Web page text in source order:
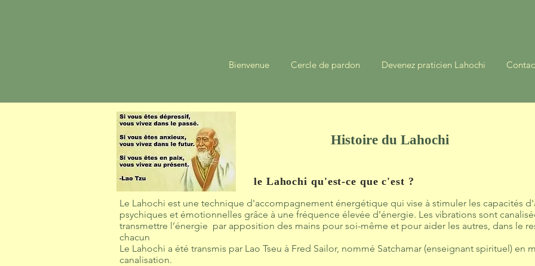
Bienvenue Cercle de pardon Devenez praticien Lahochi
Le Lahochi est une technique d'accompagnement énergétique qui vise à stimuler les capacités
psychiques et émotionnelles grâce à une fréquence élevée d’énergie. Les vibrations sont
transmettre l’énergie par apposition des mains pour soi-même et pour aider les autres, dans le
chacun
Le Lahochi a été transmis par Lao Tseu à Fred Sailor, nommé Satchamar (enseignant spirituel) en
canalisation.
Histoire du Lahochi
le Lahochi qu'est-ce que c'est ?